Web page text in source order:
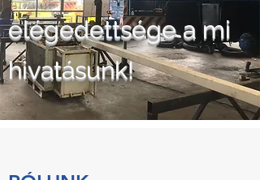
elégedettsége a mi
hivatásunk!